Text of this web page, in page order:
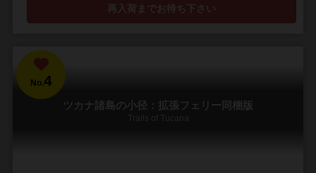
再入荷までお待ち下さい
No.4
ツカナ諸島の小径：拡張フェリー同梱版
Trails of Tucana